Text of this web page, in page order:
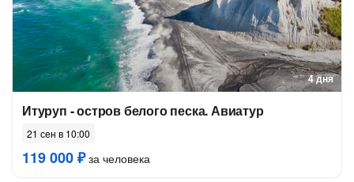
4 дня
Итуруп - остров белого песка. Авиатур
21 сен в 10:00
119 000 ₽за человека